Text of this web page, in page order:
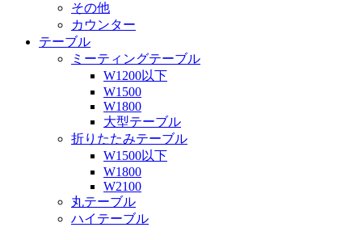
その他
カウンター
テーブル
ミーティングテーブル
W1200以下
W1500
W1800
大型テーブル
折りたたみテーブル
W1500以下
W1800
W2100
丸テーブル
ハイテーブル